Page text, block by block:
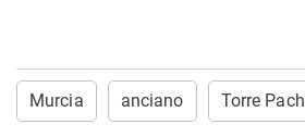
Murcia anciano Torre